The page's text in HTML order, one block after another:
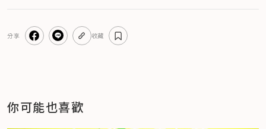
分享 收藏
你可能也喜歡